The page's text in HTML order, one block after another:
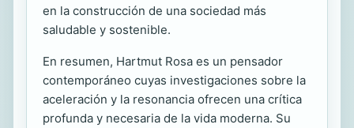
en la construcción de una sociedad más
saludable y sostenible.
En resumen, Hartmut Rosa es un pensador
contemporáneo cuyas investigaciones sobre la
aceleración y la resonancia ofrecen una crítica
profunda y necesaria de la vida moderna. Su